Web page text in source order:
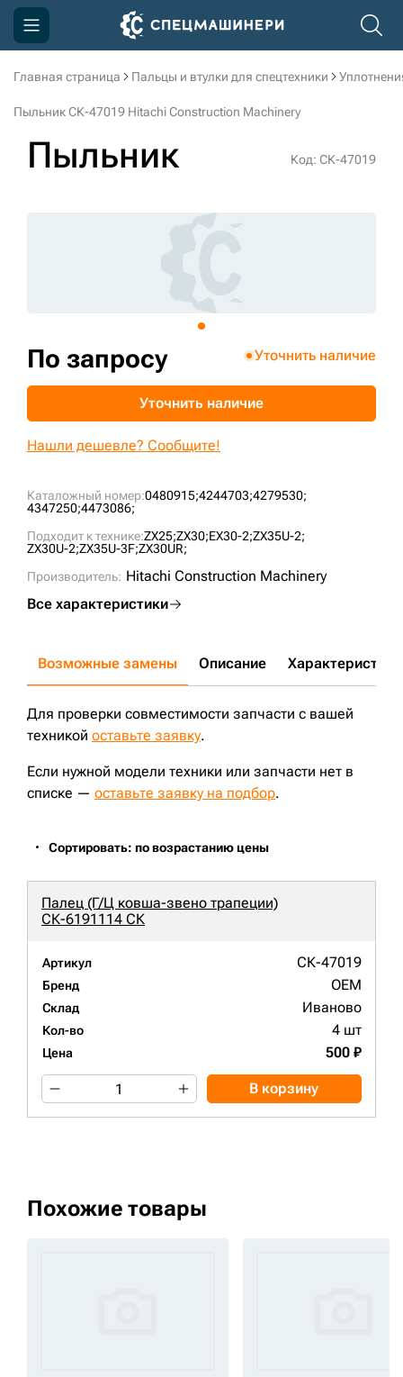
Главная страница Пальцы и втулки для спецтехники
Пыльник СК-47019 Hitachi Construction Machinery
Пыльник Код: СК-47019
Каталожный номер:0480915;4244703;4279530;
4347250;4473086;
Подходит к технике:ZX25;ZX30;EX30-2;ZX35U-2;
ZX30U-2;ZX35U-3F;ZX30UR;
Производитель: Hitachi Construction Machinery
Все характеристики
По запросу Уточнить наличие
Уточнить наличие
Нашли дешевле? Сообщите!
Возможные замены Описание Характеристики
Для проверки совместимости запчасти с вашей
техникой оставьте заявку.
Если нужной модели техники или запчасти нет в
списке — оставьте заявку на подбор.
Сортировать: по возрастанию цены
Палец (Г/Ц ковша-звено трапеции)
СК-6191114 СК
Артикул СК-47019
Бренд OEM
Склад Иваново
Кол-во 4 шт
Цена 500 ₽
В корзину
Похожие товары
Компания
Доставка и оплата
+7 (499) 394-50-93